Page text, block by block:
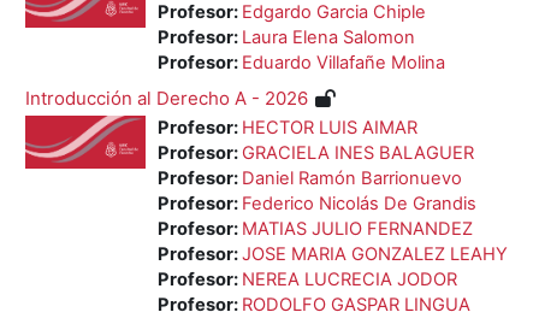
Profesor: Edgardo Garcia Chiple
Profesor: Laura Elena Salomon
Profesor: Eduardo Villafañe Molina
Introducción al Derecho A - 2026
Profesor: HECTOR LUIS AIMAR
Profesor: GRACIELA INES BALAGUER
Profesor: Daniel Ramón Barrionuevo
Profesor: Federico Nicolás De Grandis
Profesor: MATIAS JULIO FERNANDEZ
Profesor:JOSE MARIA GONZALEZ LEAHY
Profesor: NEREA LUCRECIA JODOR
Profesor: RODOLFO GASPAR LINGUA